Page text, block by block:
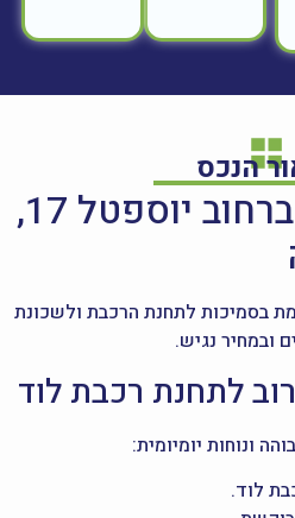
הנכס
דירת 3 חדרים ברחוב יוספטל 17,
בסמיכות לתחנת הרכבת ולשכונת
ובמחיר נגיש.
לתחנת רכבת לוד
ונוחות יומיומית:
לוד.